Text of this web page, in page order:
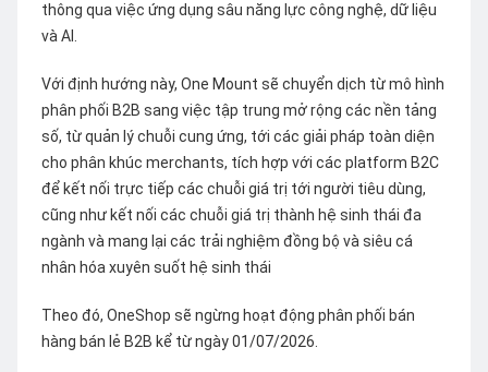
thông qua việc ứng dụng sâu năng lực công nghệ, dữ liệu
và AI.
Với định hướng này, One Mount sẽ chuyển dịch từ mô hình
phân phối B2B sang việc tập trung mở rộng các nền tảng
số, từ quản lý chuỗi cung ứng, tới các giải pháp toàn diện
cho phân khúc merchants, tích hợp với các platform B2C
để kết nối trực tiếp các chuỗi giá trị tới người tiêu dùng,
cũng như kết nối các chuỗi giá trị thành hệ sinh thái đa
ngành và mang lại các trải nghiệm đồng bộ và siêu cá
nhân hóa xuyên suốt hệ sinh thái
Theo đó, OneShop sẽ ngừng hoạt động phân phối bán
hàng bán lẻ B2B kể từ ngày 01/07/2026.